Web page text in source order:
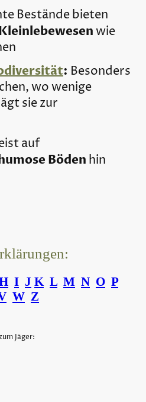
Bestände bieten
wie
: Besonders
wo wenige
sie zur
auf
Böden hin
I J K L M N O P
W Z
Jäger: